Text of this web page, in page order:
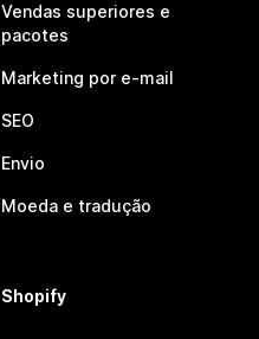
Vendas superiores e
pacotes
Marketing por e-mail
SEO
Envio
Moeda e tradução
Shopify